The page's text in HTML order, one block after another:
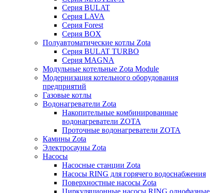
Серия BULAT
Серия LAVA
Серия Forest
Серия BOX
Полуавтоматические котлы Zota
Серия BULAT TURBO
Серия MAGNA
Модульные котельные Zota Module
Модернизация котельного оборудования
предприятий
Газовые котлы
Водонагреватели Zota
Накопительные комбинированные
водонагреватели ZOTA
Проточные водонагреватели ZOTA
Камины Zota
Электросауны Zota
Насосы
Насосные станции Zota
Насосы RING для горячего водоснабжения
Поверхностные насосы Zota
Циркуляционные насосы RING однофазные